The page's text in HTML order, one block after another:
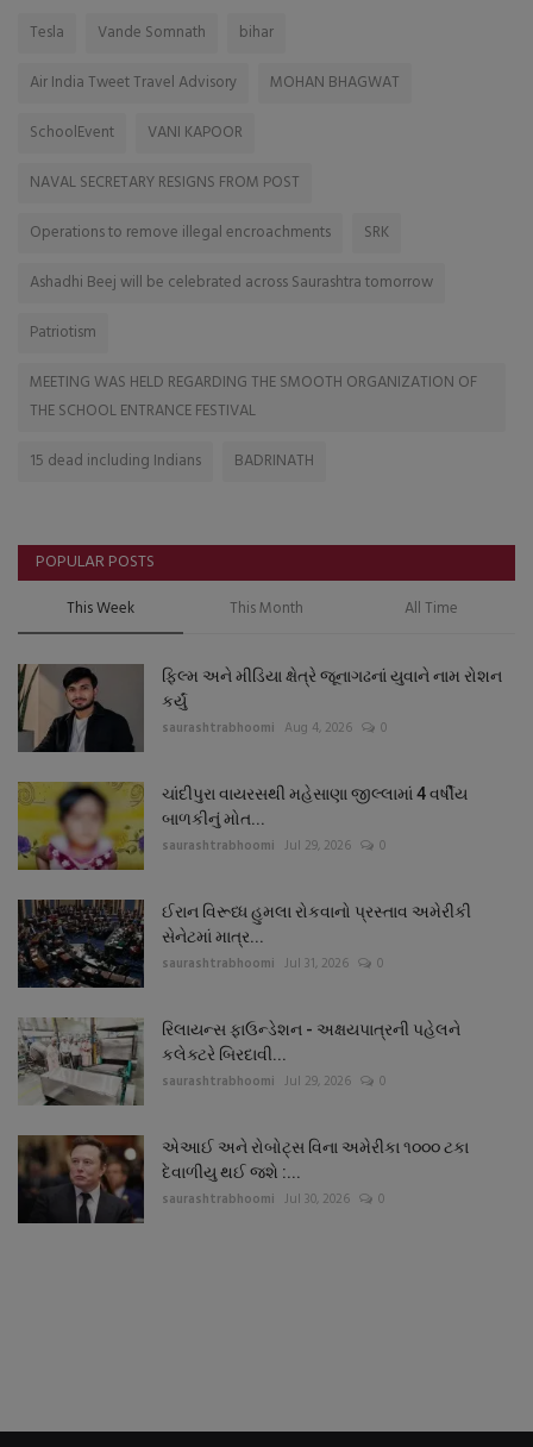
Tesla Vande Somnath
bihar
Air India Tweet Travel Advisory
MOHAN BHAGWAT
SchoolEvent
VANI KAPOOR
NAVAL SECRETARY RESIGNS FROM POST
Operations to remove illegal encroachments
SRK
Ashadhi Beej will be celebrated across Saurashtra tomorrow
Patriotism
MEETING WAS HELD REGARDING THE SMOOTH ORGANIZATION OF
THE SCHOOL ENTRANCE FESTIVAL
15 dead including Indians
BADRINATH
POPULAR POSTS
This Week This Month All Time
ફિલ્મ અને મીડિયા ક્ષેત્રે જૂનાગઢનાં યુવાને નામ રોશન
કર્યું
saurashtrabhoomi Aug 4, 2026 0
ચાંદીપુરા વાયરસથી મહેસાણા જીલ્લામાં 4 વર્ષીય
બાળકીનું મોત...
saurashtrabhoomi Jul 29, 2026 0
ઈરાન વિરૂધ્ધ હુમલા રોકવાનો પ્રસ્તાવ અમેરીકી
સેનેટમાં માત્ર...
saurashtrabhoomi Jul 31, 2026 0
રિલાયન્સ ફાઉન્ડેશન - અક્ષયપાત્રની પહેલને
કલેક્ટરે બિરદાવી...
saurashtrabhoomi Jul 29, 2026 0
એઆઈ અને રોબોટ્સ વિના અમેરીકા ૧૦૦૦ ટકા
દેવાળીયુ થઈ જશે :...
saurashtrabhoomi Jul 30, 2026 0